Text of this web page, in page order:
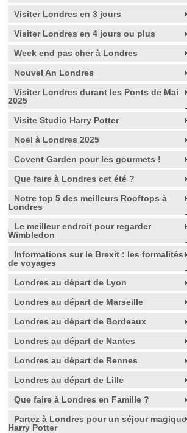
Visiter Londres en 3 jours
Visiter Londres en 4 jours ou plus
Week end pas cher à Londres
Nouvel An Londres
Visiter Londres durant les Ponts de Mai
2025
Visite Studio Harry Potter
Noël à Londres 2025
Covent Garden pour les gourmets !
Que faire à Londres cet été ?
Notre top 5 des meilleurs Rooftops à
Londres
Le meilleur endroit pour regarder
Wimbledon
Informations sur le Brexit : les formalités
de voyages
Londres au départ de Lyon
Londres au départ de Marseille
Londres au départ de Bordeaux
Londres au départ de Nantes
Londres au départ de Rennes
Londres au départ de Lille
Que faire à Londres en Famille ?
Partez à Londres pour un séjour magique
Harry Potter